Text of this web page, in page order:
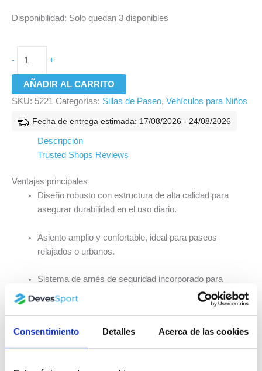
Consentimiento Detalles Acerca de las cookies
Disponibilidad: Solo quedan 3 disponibles
- +
AÑADIR AL CARRITO
SKU: 5221 Categorías: Sillas de Paseo, Vehículos para Niños
Fecha de entrega estimada: 17/08/2026 - 24/08/2026
Descripción
Trusted Shops Reviews
Ventajas principales
Diseño robusto con estructura de alta calidad para
asegurar durabilidad en el uso diario.
Asiento amplio y confortable, ideal para paseos
relajados o urbanos.
Sistema de arnés de seguridad incorporado para
máxima protección del niño.
ascensor o almacenaje reducido.